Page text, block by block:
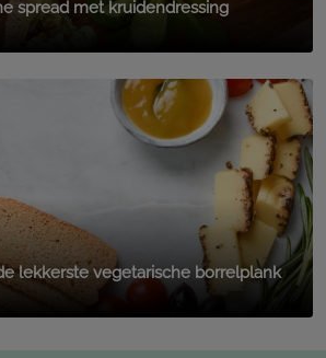
spread met kruidendressing
lekkerste vegetarische borrelplank